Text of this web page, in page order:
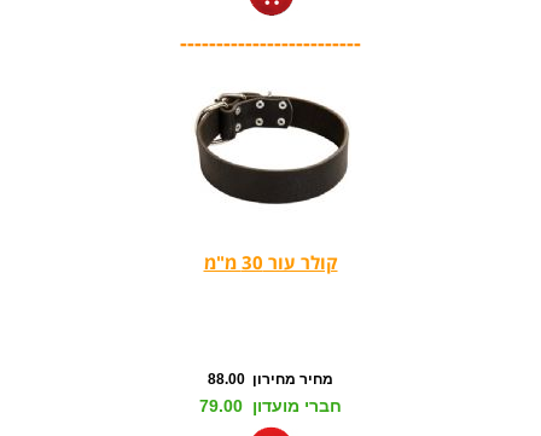
-------------------------
קולר עור 30 מ"מ
מחיר מחירון 88.00
חברי מועדון 79.00